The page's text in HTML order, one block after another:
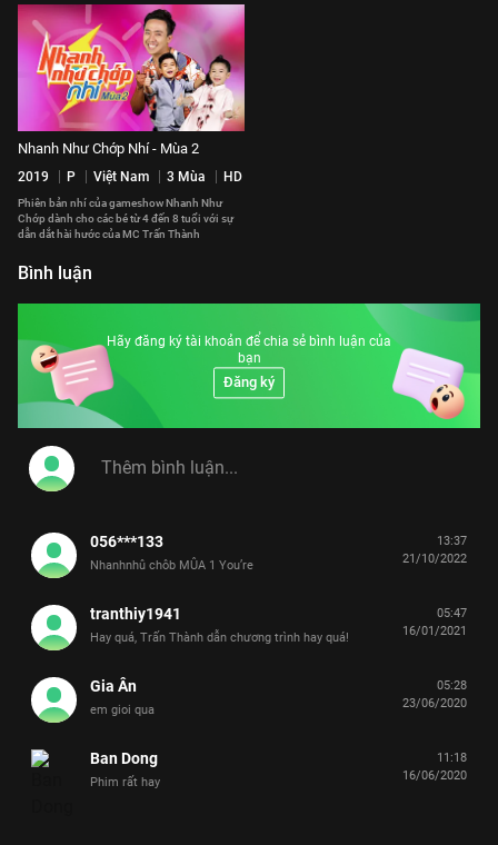
Nhanh Như Chớp Nhí - Mùa 2
2019 P Việt Nam 3 Mùa HD
Phiên bản nhí của gameshow Nhanh Như
Chớp dành cho các bé từ 4 đến 8 tuổi với sự
dẫn dắt hài hước của MC Trấn Thành
Bình luận
Hãy đăng ký tài khoản để chia sẻ bình luận của
bạn
Đăng ký
056***133
Nhanhnhû chôb MÛA 1 You’re
13:37
21/10/2022
tranthiy1941
Hay quá, Trấn Thành dẫn chương trình hay quá!
05:47
16/01/2021
Gia Ân
em gioi qua
05:28
23/06/2020
Ban Dong
Phim rất hay
11:18
16/06/2020